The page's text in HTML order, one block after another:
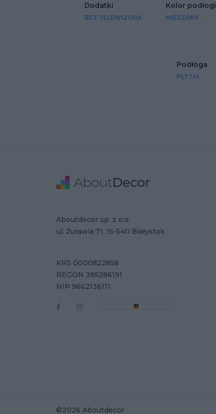
Dodatki
BEZ TELEWIZORA
Kolor podłogi
MIESZANY
Podłoga
PŁYTKI
Adres
Aboutdecor sp. z o.o.
ul. Żurawia 71, 15-540 Białystok
Dane Firmy
KRS 0000822858
REGON 385286191
NIP 9662136111
©2026 Aboutdecor